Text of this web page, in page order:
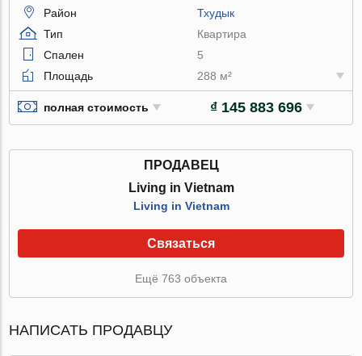
Район
Тхудык
Тип
Квартира
Спален
5
Площадь
288 м²
полная стоимость ₫ 145 883 696
ПРОДАВЕЦ
Living in Vietnam
Living in Vietnam
Связаться
Ещё 763 объекта
НАПИСАТЬ ПРОДАВЦУ